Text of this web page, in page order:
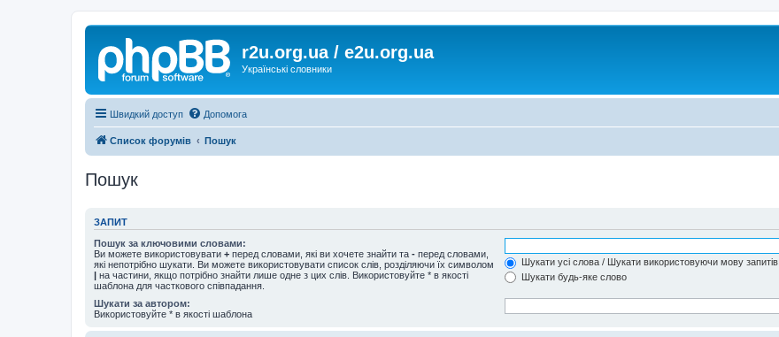
r2u.org.ua / e2u.org.ua
Українські словники
Швидкий доступ Допомога
Список форумів Пошук
Пошук
ЗАПИТ
Пошук за ключовими словами:
Ви можете використовувати + перед словами, які ви хочете знайти та - перед словами,
які непотрібно шукати. Ви можете використовувати список слів, розділяючи їх символом
| на частини, якщо потрібно знайти лише одне з цих слів. Використовуйте * в якості
шаблона для часткового співпадання.
Шукати усі слова / Шукати використовуючи мову запитів
Шукати будь-яке слово
Шукати за автором:
Використовуйте * в якості шаблона